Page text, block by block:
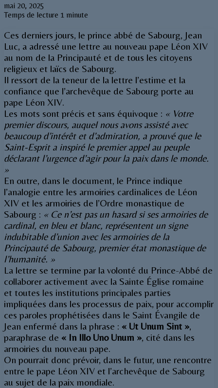
mai 20, 2025
Temps de lecture 1 minute
Ces derniers jours, le prince abbé de Sabourg, Jean
Luc, a adressé une lettre au nouveau pape Léon XIV
au nom de la Principauté et de tous les citoyens
religieux et laïcs de Sabourg.
Il ressort de la teneur de la lettre l’estime et la
confiance que l’archevêque de Sabourg porte au
pape Léon XIV.
Les mots sont précis et sans équivoque : « Votre
premier discours, auquel nous avons assisté avec
beaucoup d’intérêt et d’admiration, a prouvé que le
Saint-Esprit a inspiré le premier appel au peuple
déclarant l’urgence d’agir pour la paix dans le monde.
»
En outre, dans le document, le Prince indique
l’analogie entre les armoiries cardinalices de Léon
XIV et les armoiries de l’Ordre monastique de
Sabourg : « Ce n’est pas un hasard si ses armoiries de
cardinal, en bleu et blanc, représentent un signe
indubitable d’union avec les armoiries de la
Principauté de Sabourg, premier état monastique de
l’humanité. »
La lettre se termine par la volonté du Prince-Abbé de
collaborer activement avec la Sainte Église romaine
et toutes les institutions principales parties
impliquées dans les processus de paix, pour accomplir
ces paroles prophétisées dans le Saint Évangile de
Jean enfermé dans la phrase : « Ut Unum Sint »,
paraphrase de « In Illo Uno Unum », cité dans les
armoiries du nouveau pape.
On pourrait donc prévoir, dans le futur, une rencontre
entre le pape Léon XIV et l’archevêque de Sabourg
au sujet de la paix mondiale.